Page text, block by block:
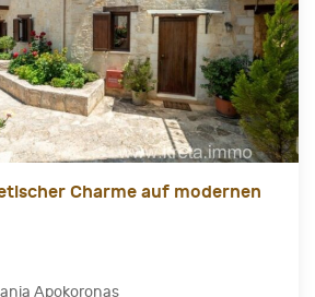
Charme auf modernen
Apokoronas